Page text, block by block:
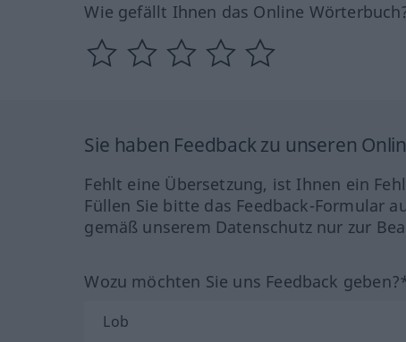
Wie gefällt Ihnen das Online
Sie haben Feedback zu unseren
Fehlt eine Übersetzung, ist Ihnen ein
Füllen Sie bitte das Feedback-Formular
gemäß unserem Datenschutz nur zur
Wozu möchten Sie uns Feedback